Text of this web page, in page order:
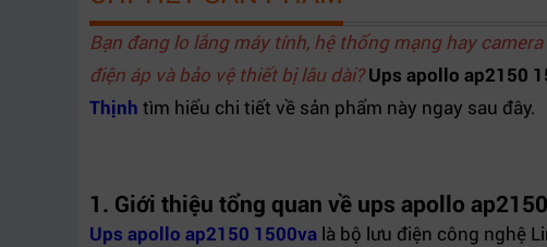
Trọng lượng
12.6 – 13.4 kilogam
Bảo hành
24 tháng
Xuất xứ
Việt Nam
Bạn đang lo lắng máy tính, hệ thống mạng hay
điện áp và bảo vệ thiết bị lâu dài? Ups apollo ap2150
Thịnh tìm hiểu chi tiết về sản phẩm này ngay sau đây.
1. Giới thiệu tổng quan về ups apollo
Ups apollo ap2150 1500va là bộ lưu điện công nghệ